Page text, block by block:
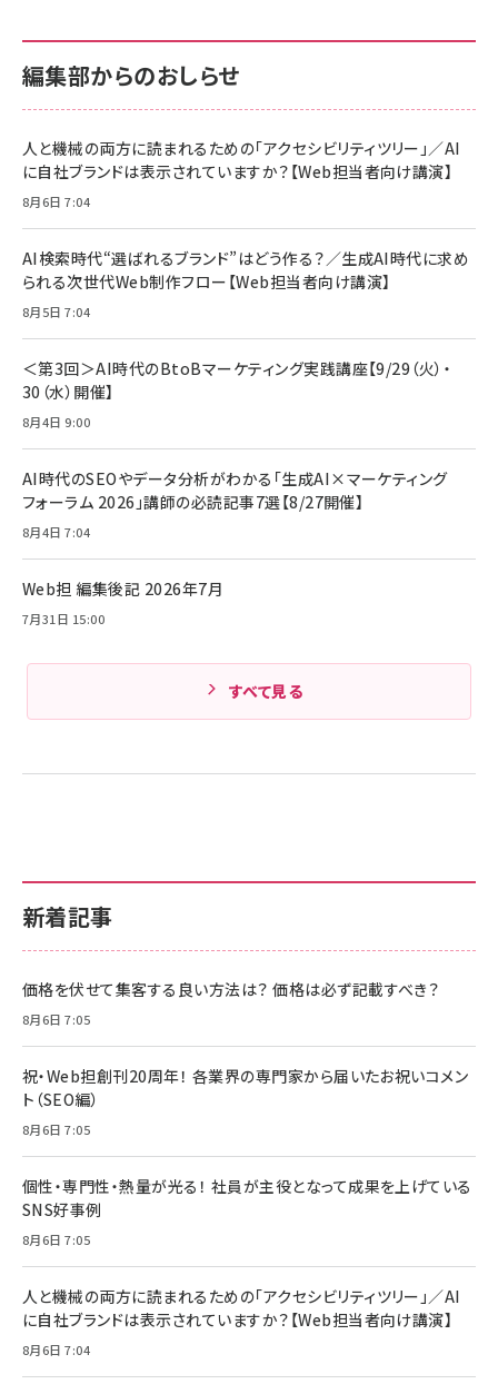
新着記事
価格を伏せて集客する良い方法は？ 価格は必ず記載すべき？
8月6日 7:05
祝・Web担創刊20周年！ 各業界の専門家から届いたお祝いコメン
ト（SEO編）
8月6日 7:05
個性・専門性・熱量が光る！ 社員が主役となって成果を上げている
SNS好事例
8月6日 7:05
人と機械の両方に読まれるための「アクセシビリティツリー」／AI
に自社ブランドは表示されていますか？【Web担当者向け講演】
8月6日 7:04
編集部からのおしらせ
人と機械の両方に読まれるための「アクセシビリティツリー」／AI
に自社ブランドは表示されていますか？【Web担当者向け講演】
8月6日 7:04
AI検索時代“選ばれるブランド”はどう作る？／生成AI時代に求め
られる次世代Web制作フロー【Web担当者向け講演】
8月5日 7:04
＜第3回＞AI時代のBtoBマーケティング実践講座【9/29（火）・
30（水）開催】
8月4日 9:00
AI時代のSEOやデータ分析がわかる「生成AI×マーケティング
フォーラム 2026」講師の必読記事7選【8/27開催】
8月4日 7:04
Web担 編集後記 2026年7月
7月31日 15:00
すべて見る